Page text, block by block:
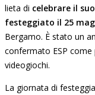
lieta di celebrare il
festeggiato il 25
Bergamo. È stato un
confermato ESP
videogiochi.
La giornata di